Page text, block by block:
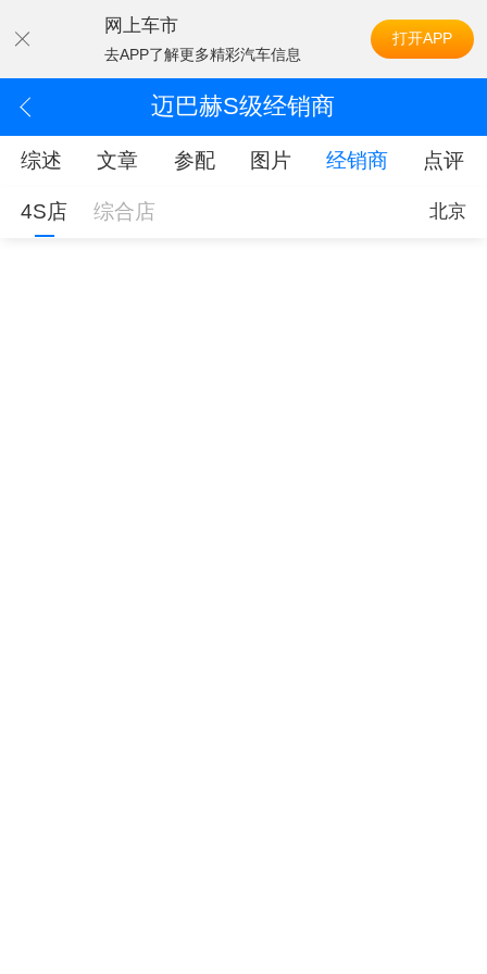
网上车市
去APP了解更多精彩汽车信息
打开APP
迈巴赫S级经销商
综述 文章 参配 图片 经销商 点评
4S店 综合店 北京